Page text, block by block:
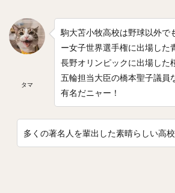
タマ
駒大苫小牧高校は野球以外で
ー女子世界選手権に出場した
長野オリンピックに出場した
五輪担当大臣の橋本聖子議員
有名だニャー！
多くの著名人を輩出した素晴らしい高校
山瀬慎之助（やませしんのすけ）
加藤貴之（かとうたかゆき）
蛭間拓
新井貴浩（あらいたかひろ）
リバ
内川聖一（うちかわせいいち）
堀内汰門（ほりうちたもん）
松本裕樹（まつもとゆうき）